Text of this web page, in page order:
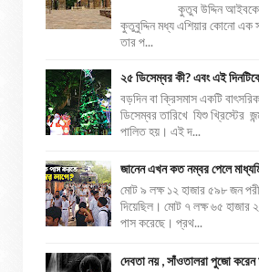
কুতুব উদ্দিন আইবকের
কুতুবুদ্দিন মধ্য এশিয়ার কোনো এক
তার প...
২৫ ডিসেম্বর কী? এবং এই
বড়দিন বা ক্রিসমাস একটি
ডিসেম্বর তারিখে যিশু খ্রিস্টের
পালিত হয়। এই দ...
জানেন এখন কত নম্বর পেলে
মোট ৯ লক্ষ ১২ হাজার ৫৯৮ জন
দিয়েছিল। মোট ৭ লক্ষ ৬৫ হাজার
পাস করেছে। প্রথ...
দেবতা নয় , সাঁওতালরা পুজো